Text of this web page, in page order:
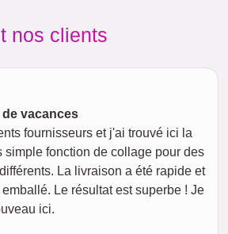
nos clients
vacances
fournisseurs et j'ai trouvé ici la
simple fonction de collage pour des
La livraison a été rapide et
Le résultat est superbe ! Je
ici.